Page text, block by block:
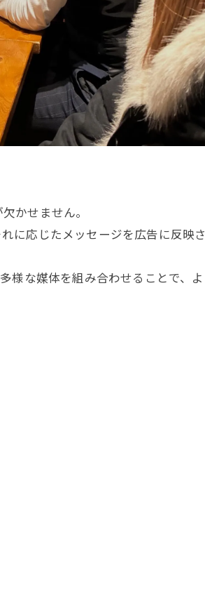
かせません。
に応じたメッセージを広告に反映
様な媒体を組み合わせることで、